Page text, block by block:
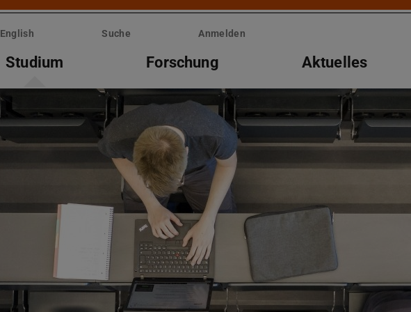
English Suche Anmelden
Studium Forschung Aktuelles